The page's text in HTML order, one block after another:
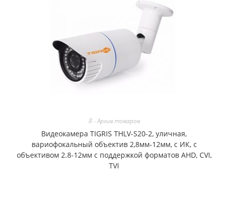
Я - Архив товаров
Видеокамера TIGRIS THLV-S20-2, уличная,
вариофокальный объектив 2,8мм-12мм, с ИК, с
объективом 2.8-12мм с поддержкой форматов AHD, CVI,
TVI